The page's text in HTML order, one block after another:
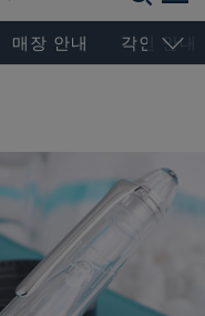
2004
매장 안내 각인 안내